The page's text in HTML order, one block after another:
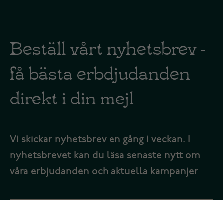
Beställ vårt nyhetsbrev -
få bästa erbdjudanden
direkt i din mejl
Vi skickar nyhetsbrev en gång i veckan. I
nyhetsbrevet kan du läsa senaste nytt om
våra erbjudanden och aktuella kampanjer